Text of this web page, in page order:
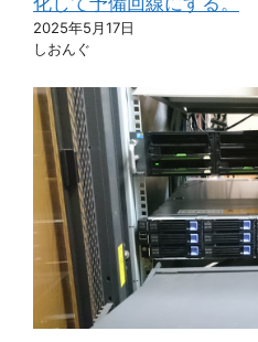
2025年5月17日
しおんぐ